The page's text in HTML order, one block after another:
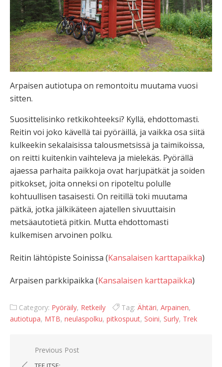
Arpaisen autiotupa on remontoitu muutama vuosi
sitten.
Suosittelisinko retkikohteeksi? Kyllä, ehdottomasti.
Reitin voi joko kävellä tai pyöräillä, ja vaikka osa siitä
kulkeekin sekalaisissa talousmetsissä ja taimikoissa,
on reitti kuitenkin vaihteleva ja mielekäs. Pyörällä
ajaessa parhaita paikkoja ovat harjupätkät ja soiden
pitkokset, joita onneksi on ripoteltu polulle
kohtuullisen tasaisesti. On reitillä toki muutama
pätkä, jotka jälkikäteen ajatellen sivuuttaisin
metsäautotietä pitkin. Mutta ehdottomasti
kulkemisen arvoinen polku.
Reitin lähtöpiste Soinissa (Kansalaisen karttapaikka)
Arpaisen parkkipaikka (Kansalaisen karttapaikka)
Category: Pyöräily, Retkeily Tag: Ähtäri, Arpainen,
autiotupa, MTB, neulaspolku, pitkospuut, Soini, Surly, Trek
Artikkelien
Previous Post